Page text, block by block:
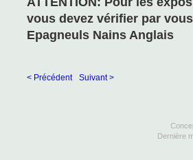
vous devez vérifier par
Epagneuls Nains Anglais
< Précédent Suivant >
Dernière